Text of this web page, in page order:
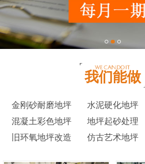
我们能做
金刚砂耐磨地坪 水泥硬化地坪
混凝土彩色地坪
地坪起砂处理
旧环氧地坪改造
仿古艺术地坪